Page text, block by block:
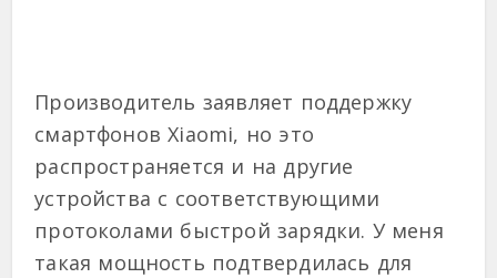
Производитель заявляет поддержку
смартфонов Xiaomi, но это
распространяется и на другие
устройства с соответствующими
протоколами быстрой зарядки. У меня
такая мощность подтвердилась для